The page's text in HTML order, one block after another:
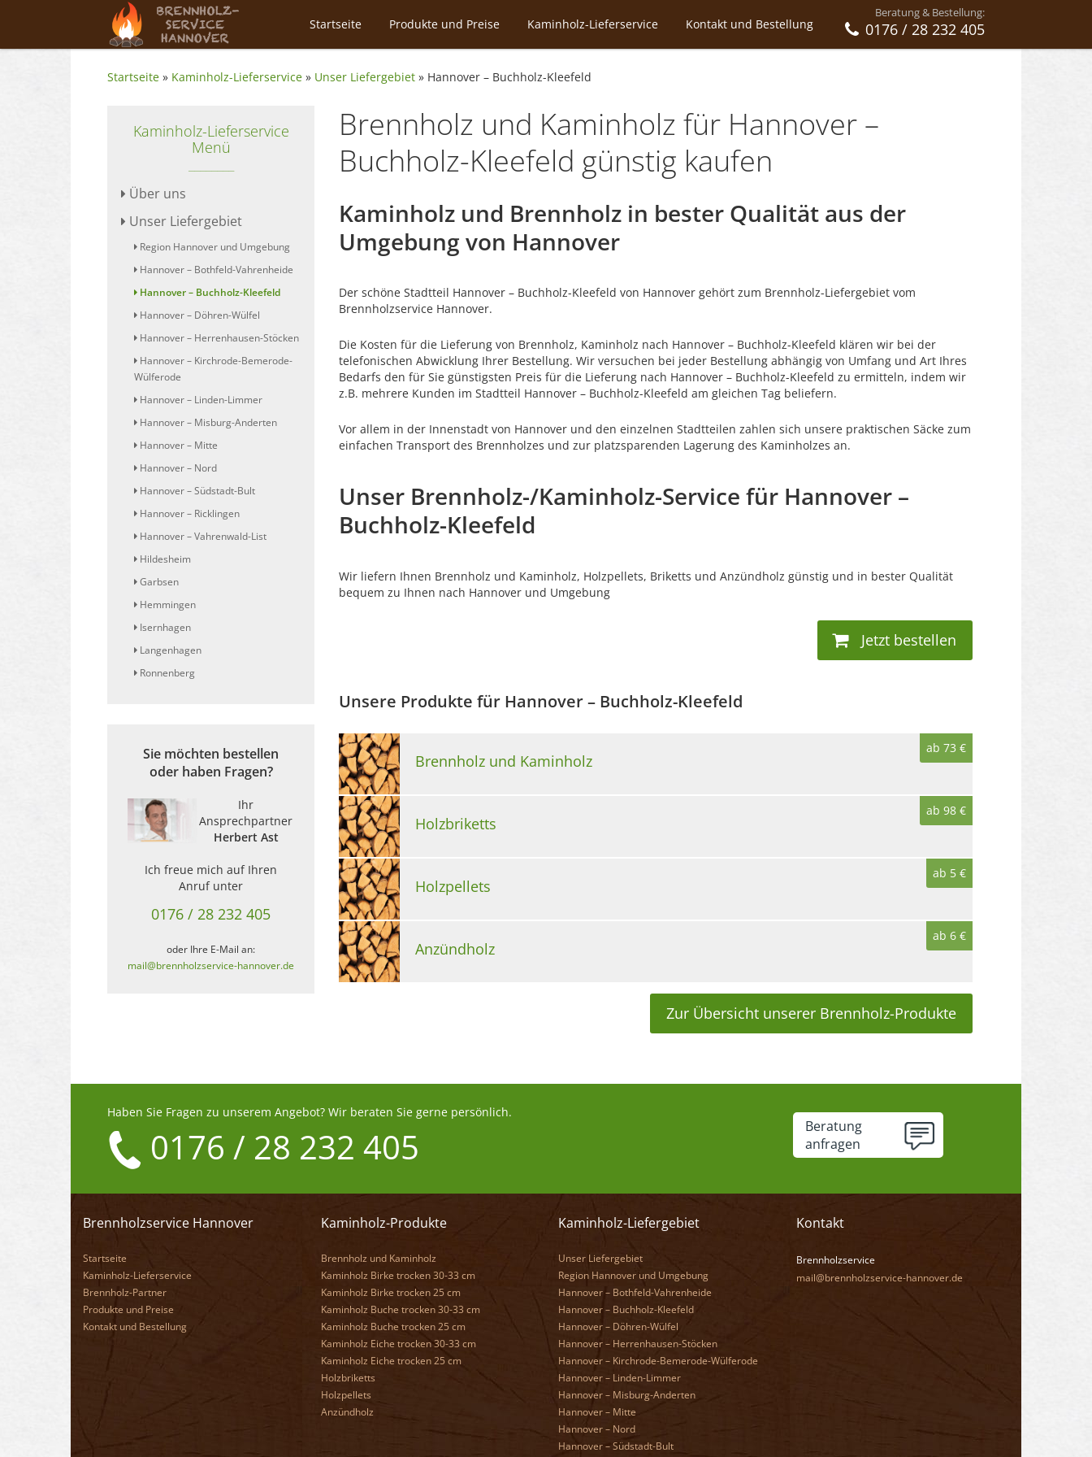
Beratung & Bestellung:
0176 / 28 232 405
Startseite Produkte und Preise Kaminholz-Lieferservice Kontakt und Bestellung
Startseite » Kaminholz-Lieferservice » Unser Liefergebiet » Hannover – Buchholz-Kleefeld
Kaminholz-Lieferservice
Menü
Über uns
Unser Liefergebiet
Region Hannover und Umgebung
Hannover – Bothfeld-Vahrenheide
Hannover – Buchholz-Kleefeld
Hannover – Döhren-Wülfel
Hannover – Herrenhausen-Stöcken
Hannover – Kirchrode-Bemerode-
Wülferode
Hannover – Linden-Limmer
Hannover – Misburg-Anderten
Hannover – Mitte
Hannover – Nord
Hannover – Südstadt-Bult
Hannover – Ricklingen
Hannover – Vahrenwald-List
Hildesheim
Garbsen
Hemmingen
Isernhagen
Langenhagen
Ronnenberg
Sie möchten bestellen
oder haben Fragen?
Ihr
Ansprechpartner
Herbert Ast
Ich freue mich auf Ihren
Anruf unter
0176 / 28 232 405
oder Ihre E-Mail an:
mail@brennholzservice-hannover.de
Brennholz und Kaminholz für Hannover –
Buchholz-Kleefeld günstig kaufen
Kaminholz und Brennholz in bester Qualität aus der
Umgebung von Hannover
Der schöne Stadtteil Hannover – Buchholz-Kleefeld von Hannover gehört zum Brennholz-Liefergebiet vom
Brennholzservice Hannover.
Die Kosten für die Lieferung von Brennholz, Kaminholz nach Hannover – Buchholz-Kleefeld klären wir bei der
telefonischen Abwicklung Ihrer Bestellung. Wir versuchen bei jeder Bestellung abhängig von Umfang und Art Ihres
Bedarfs den für Sie günstigsten Preis für die Lieferung nach Hannover – Buchholz-Kleefeld zu ermitteln, indem wir
z.B. mehrere Kunden im Stadtteil Hannover – Buchholz-Kleefeld am gleichen Tag beliefern.
Vor allem in der Innenstadt von Hannover und den einzelnen Stadtteilen zahlen sich unsere praktischen Säcke zum
einfachen Transport des Brennholzes und zur platzsparenden Lagerung des Kaminholzes an.
Unser Brennholz-/Kaminholz-Service für Hannover –
Buchholz-Kleefeld
Wir liefern Ihnen Brennholz und Kaminholz, Holzpellets, Briketts und Anzündholz günstig und in bester Qualität
bequem zu Ihnen nach Hannover und Umgebung
Jetzt bestellen
Unsere Produkte für Hannover – Buchholz-Kleefeld
Brennholz und Kaminholz
ab 73 €
Holzbriketts
ab 98 €
Holzpellets
ab 5 €
Anzündholz
ab 6 €
Zur Übersicht unserer Brennholz-Produkte
Haben Sie Fragen zu unserem Angebot? Wir beraten Sie gerne persönlich.
0176 / 28 232 405
Beratung
anfragen
Brennholzservice Hannover
Startseite
Kaminholz-Lieferservice
Brennholz-Partner
Produkte und Preise
Kontakt und Bestellung
Kaminholz-Produkte
Brennholz und Kaminholz
Kaminholz Birke trocken 30-33 cm
Kaminholz Birke trocken 25 cm
Kaminholz Buche trocken 30-33 cm
Kaminholz Buche trocken 25 cm
Kaminholz Eiche trocken 30-33 cm
Kaminholz Eiche trocken 25 cm
Holzbriketts
Holzpellets
Anzündholz
Kaminholz-Liefergebiet
Unser Liefergebiet
Region Hannover und Umgebung
Hannover – Bothfeld-Vahrenheide
Hannover – Buchholz-Kleefeld
Hannover – Döhren-Wülfel
Hannover – Herrenhausen-Stöcken
Hannover – Kirchrode-Bemerode-Wülferode
Hannover – Linden-Limmer
Hannover – Misburg-Anderten
Hannover – Mitte
Hannover – Nord
Hannover – Südstadt-Bult
Kontakt
Brennholzservice
mail@brennholzservice-hannover.de